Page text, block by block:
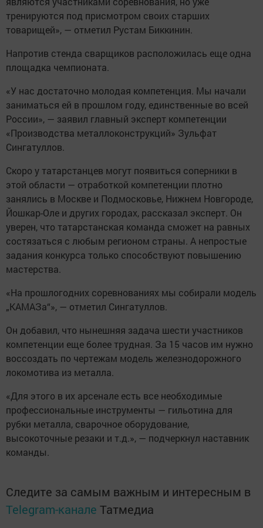
тренируются под присмотром своих старших
товарищей», — отметил Рустам Биккинин.
Напротив стенда сварщиков расположилась еще одна
площадка чемпионата.
«У нас достаточно молодая компетенция. Мы начали
заниматься ей в прошлом году, единственные во всей
России», — заявил главный эксперт компетенции
«Производства металлоконструкций» Зульфат
Сингатуллов.
Скоро у татарстанцев могут появиться соперники в
этой области — отработкой компетенции плотно
занялись в Москве и Подмосковье, Нижнем Новгороде,
Йошкар-Оле и других городах, рассказал эксперт. Он
уверен, что татарстанская команда сможет на равных
состязаться с любым регионом страны. А непростые
задания конкурса только способствуют повышению
мастерства.
«На прошлогодних соревнованиях мы собирали модель
„КАМАЗа“», — отметил Сингатуллов.
Он добавил, что нынешняя задача шести участников
компетенции еще более трудная. За 15 часов им нужно
воссоздать по чертежам модель железнодорожного
локомотива из металла.
«Для этого в их арсенале есть все необходимые
профессиональные инструменты — гильотина для
рубки металла, сварочное оборудование,
высокоточные резаки и т.д.», — подчеркнул наставник
команды.
Следите за самым важным и интересным в
Telegram-канале Татмедиа